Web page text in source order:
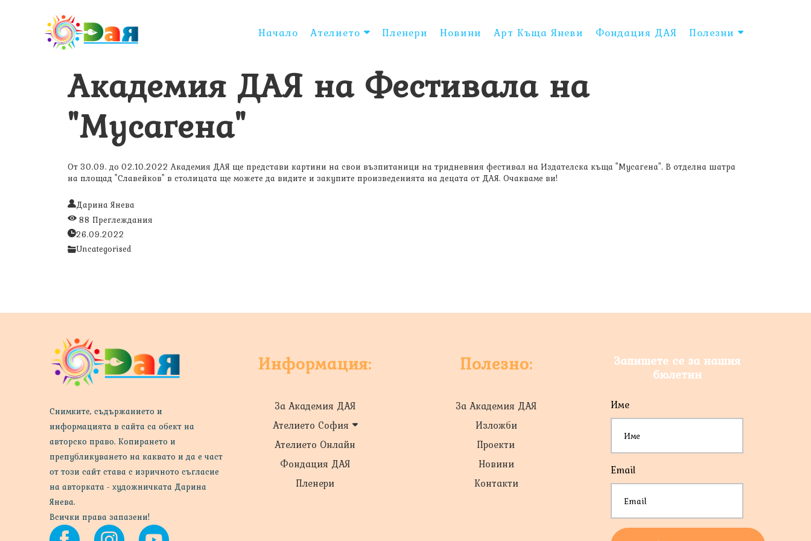
Начало Ателието Пленери Новини Арт Къща Яневи Фондация ДАЯ Полезни
Академия ДАЯ на Фестивала на
"Мусагена"
От 30.09. до 02.10.2022 Академия ДАЯ ще представи картини на свои възпитаници на тридневния фестивал на Издателска къща "Мусагена". В отделна шатра
на площад "Славейков" в столицата ще можете да видите и закупите произведенията на децата от ДАЯ. Очакваме ви!
Дарина Янева
88 Преглеждания
26.09.2022
Uncategorised
Снимките, съдържанието и
информацията в сайта са обект на
авторско право. Копирането и
препубликуването на каквато и да е част
от този сайт става с изричното съгласие
на авторката - художничката Дарина
Янева.
Всички права запазени!
Информация:
За Академия ДАЯ
Ателието София
Ателието Онлайн
Фондация ДАЯ
Пленери
Полезно:
За Академия ДАЯ
Изложби
Проекти
Новини
Контакти
Запишете се за нашия
бюлетин
Име
Email